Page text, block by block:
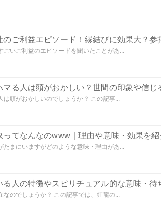
のご利益エピソード！縁結びに効果大？参
ごいご利益のエピソードを聞いたことがあ...
マる人は頭がおかしい？世間の印象や信じ
は頭がおかしいのでしょうか？ この記事...
ってなんなのwww｜理由や意味・効果を紹
たまにいますがどのような意味・理由があ...
人の特徴やスピリチュアル的な意味・待
なのでしょうか？ この記事では、虹龍の...